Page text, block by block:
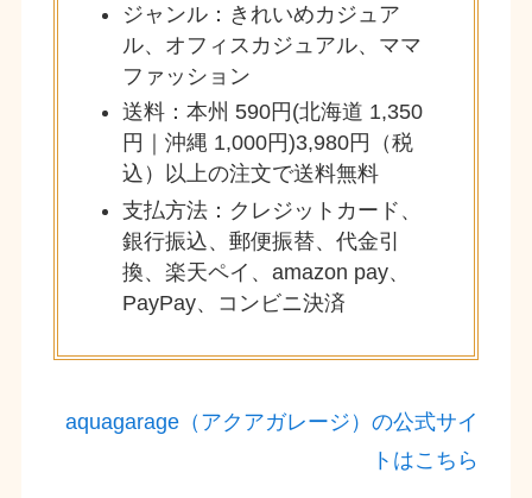
ジャンル：きれいめカジュア
ル、オフィスカジュアル、ママ
ファッション
送料：本州 590円(北海道 1,350
円｜沖縄 1,000円)3,980円（税
込）以上の注文で送料無料
支払方法：クレジットカード、
銀行振込、郵便振替、代金引
換、楽天ペイ、amazon pay、
PayPay、コンビニ決済
aquagarage（アクアガレージ）の公式サイ
トはこちら